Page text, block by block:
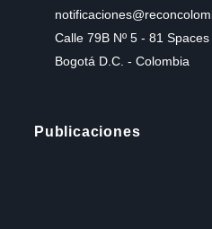
Calle 79B Nº 5 - 81
Bogotá D.C. - Colombia
Publicaciones